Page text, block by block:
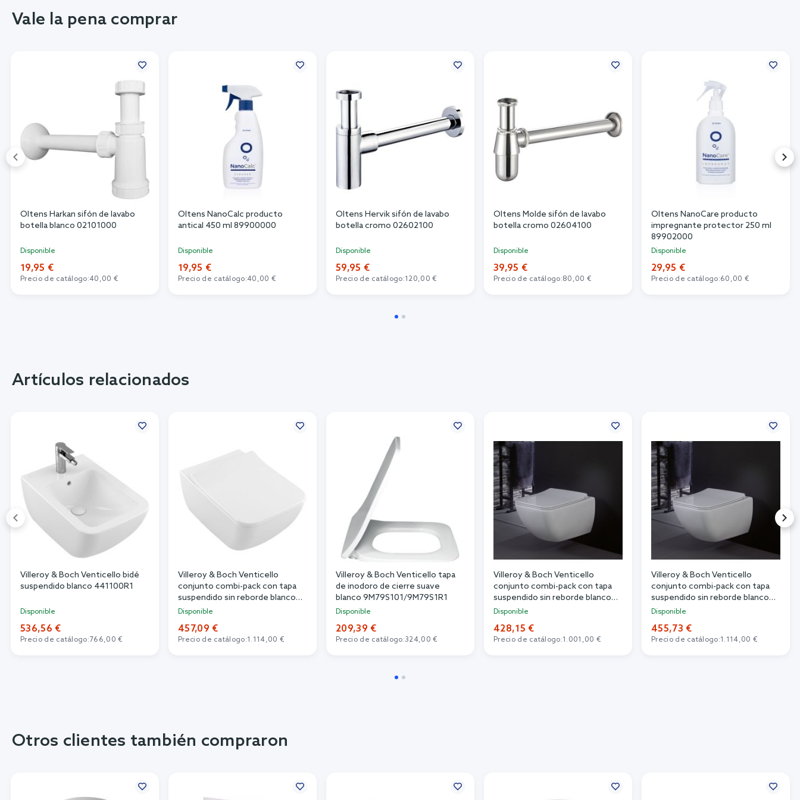
Vale la pena comprar
Oltens Harkan sifón de lavabo
botella blanco 02101000
Disponible
19,95 €
Precio de catálogo:40,00 €
Oltens NanoCalc producto
antical 450 ml 89900000
Disponible
19,95 €
Precio de catálogo:40,00 €
Oltens Hervik sifón de lavabo
botella cromo 02602100
Disponible
59,95 €
Precio de catálogo:120,00 €
Oltens Molde sifón de lavabo
botella cromo 02604100
Disponible
39,95 €
Precio de catálogo:80,00 €
Oltens NanoCare producto
impregnante protector 250 ml
89902000
Disponible
29,95 €
Precio de catálogo:60,00 €
Artículos relacionados
Villeroy & Boch Venticello bidé
suspendido blanco 441100R1
Disponible
536,56 €
Precio de catálogo: 766,00 €
Villeroy & Boch Venticello
conjunto combi-pack con tapa
suspendido sin reborde blanco
4611RSR1
Disponible
457,09 €
Precio de catálogo:1.114,00 €
Villeroy & Boch Venticello tapa
de inodoro de cierre suave
blanco 9M79S101/9M79S1R1
Disponible
209,39 €
Precio de catálogo:324,00 €
Villeroy & Boch Venticello
conjunto combi-pack con tapa
suspendido sin reborde blanco
4611RL01
Disponible
428,15 €
Precio de catálogo:1.001,00 €
Villeroy & Boch Venticello
conjunto combi-pack con tapa
suspendido sin reborde blanco
4611RLR1
Disponible
455,73 €
Precio de catálogo:1.114,00 €
Otros clientes también compraron